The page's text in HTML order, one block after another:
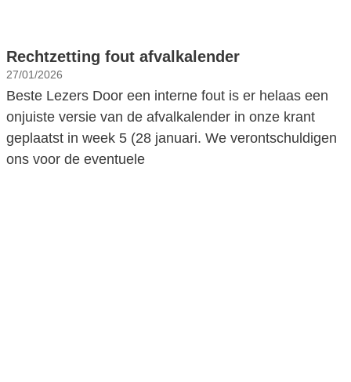
Rechtzetting fout afvalkalender
27/01/2026
Beste Lezers Door een interne fout is er helaas een
onjuiste versie van de afvalkalender in onze krant
geplaatst in week 5 (28 januari. We verontschuldigen
ons voor de eventuele